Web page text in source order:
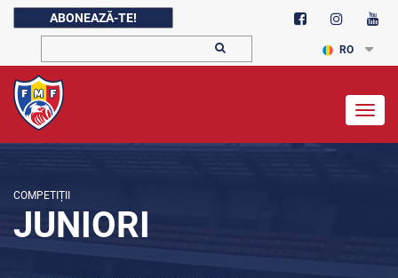
ABONEAZĂ-TE!
RO
COMPETIȚII
JUNIORI